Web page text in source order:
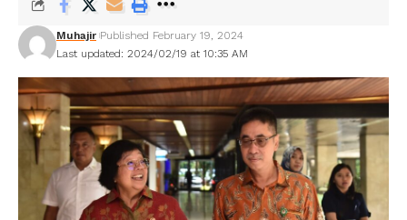
Last updated: 2024/02/19 at 10:35 AM
Muhajir Published February 19, 2024